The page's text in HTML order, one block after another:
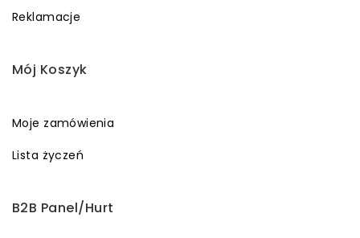
Reklamacje
Mój Koszyk
Moje zamówienia
Lista życzeń
B2B Panel/Hurt